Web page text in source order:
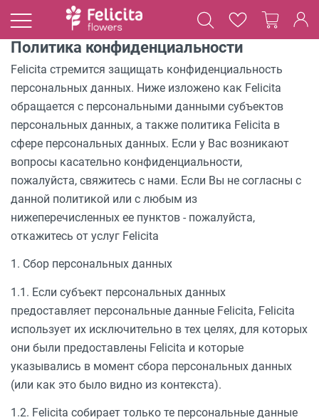
Политика конфиденциальности
Felicita стремится защищать конфиденциальность
персональных данных. Ниже изложено как Felicita
обращается с персональными данными субъектов
персональных данных, а также политика Felicita в
сфере персональных данных. Если у Вас возникают
вопросы касательно конфиденциальности,
пожалуйста, свяжитесь с нами. Если Вы не согласны с
данной политикой или с любым из
нижеперечисленных ее пунктов - пожалуйста,
откажитесь от услуг Felicita
1. Сбор персональных данных
1.1. Если субъект персональных данных
предоставляет персональные данные Felicita, Felicita
использует их исключительно в тех целях, для которых
они были предоставлены Felicita и которые
указывались в момент сбора персональных данных
(или как это было видно из контекста).
1.2. Felicita собирает только те персональные данные